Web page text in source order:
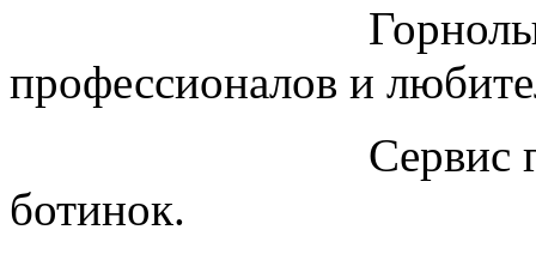
профессионалов и
Сервис
ботинок.